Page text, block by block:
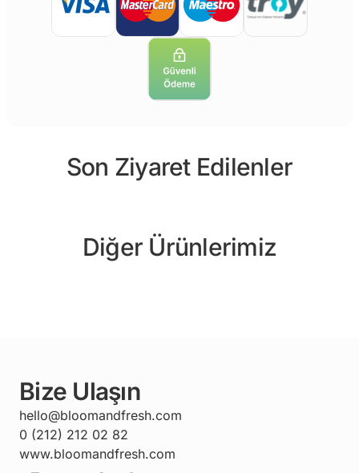
Son Ziyaret Edilenler
Diğer Ürünlerimiz
Bize Ulaşın
hello@bloomandfresh.com
0 (212) 212 02 82
www.bloomandfresh.com